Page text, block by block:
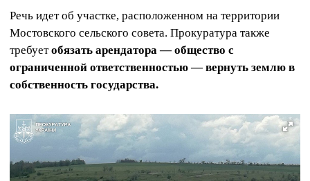
Речь идет об участке, расположенном на территории
Мостовского сельского совета. Прокуратура также
требуетобязать арендатора — общество с
ограниченной ответственностью — вернуть землю в
собственность государства.